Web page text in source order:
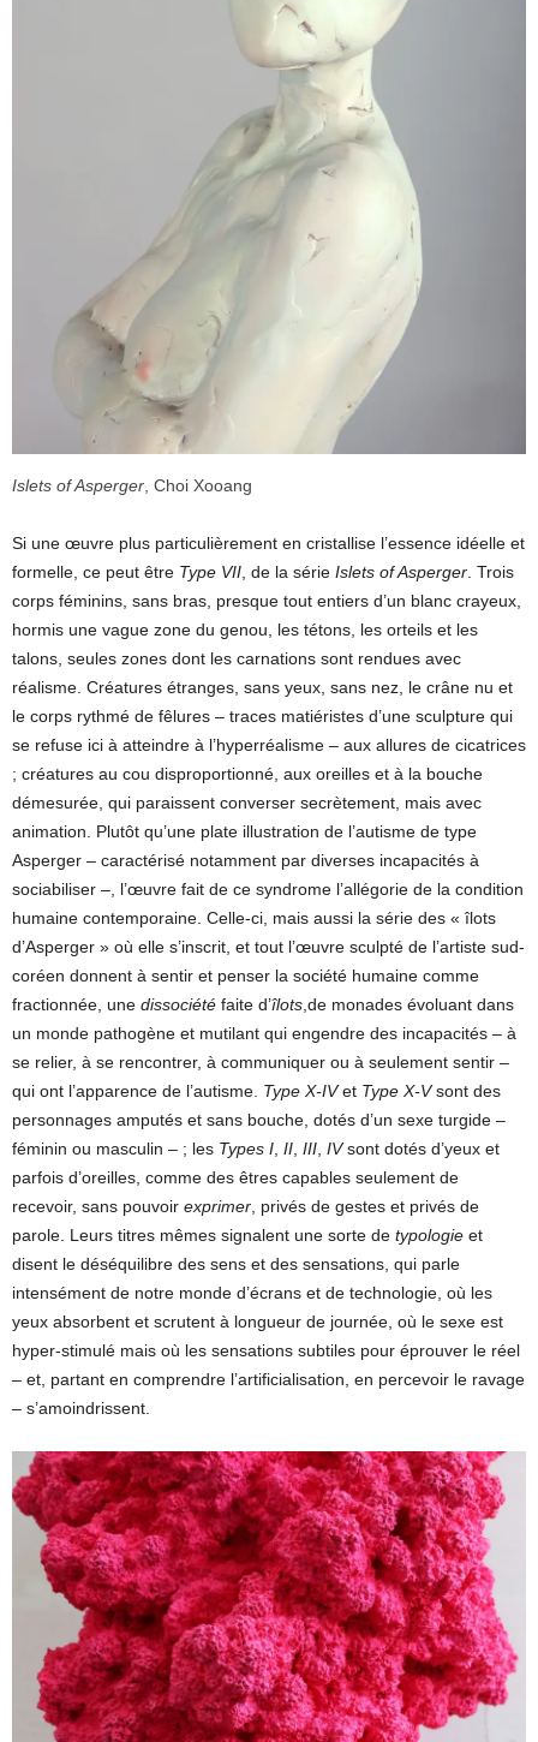
Islets of Asperger , Choi Xooang
Si une œuvre plus particulièrement en cristallise l’essence idéelle et
formelle, ce peut être Type VII , de la série Islets of Asperger . Trois
corps féminins, sans bras, presque tout entiers d’un blanc crayeux,
hormis une vague zone du genou, les tétons, les orteils et les
talons, seules zones dont les carnations sont rendues avec
réalisme. Créatures étranges, sans yeux, sans nez, le crâne nu et
le corps rythmé de fêlures – traces matiéristes d’une sculpture qui
se refuse ici à atteindre à l’hyperréalisme – aux allures de cicatrices
; créatures au cou disproportionné, aux oreilles et à la bouche
démesurée, qui paraissent converser secrètement, mais avec
animation. Plutôt qu’une plate illustration de l’autisme de type
Asperger – caractérisé notamment par diverses incapacités à
sociabiliser –, l’œuvre fait de ce syndrome l’allégorie de la condition
humaine contemporaine. Celle-ci, mais aussi la série des « îlots
d’Asperger » où elle s’inscrit, et tout l’œuvre sculpté de l’artiste sud-
coréen donnent à sentir et penser la société humaine comme
fractionnée, une dissociété faite d’îlots ,de monades évoluant dans
un monde pathogène et mutilant qui engendre des incapacités – à
se relier, à se rencontrer, à communiquer ou à seulement sentir –
qui ont l’apparence de l’autisme. Type X-IVet Type X-Vsont des
personnages amputés et sans bouche, dotés d’un sexe turgide –
féminin ou masculin – ; les Types I II III IVsont dotés d’yeux et
parfois d’oreilles, comme des êtres capables seulement de
recevoir, sans pouvoir exprimer , privés de gestes et privés de
parole. Leurs titres mêmes signalent une sorte de typologie et
disent le déséquilibre des sens et des sensations, qui parle
intensément de notre monde d’écrans et de technologie, où les
yeux absorbent et scrutent à longueur de journée, où le sexe est
hyper-stimulé mais où les sensations subtiles pour éprouver le réel
– et, partant en comprendre l’artificialisation, en percevoir le ravage
– s’amoindrissent.